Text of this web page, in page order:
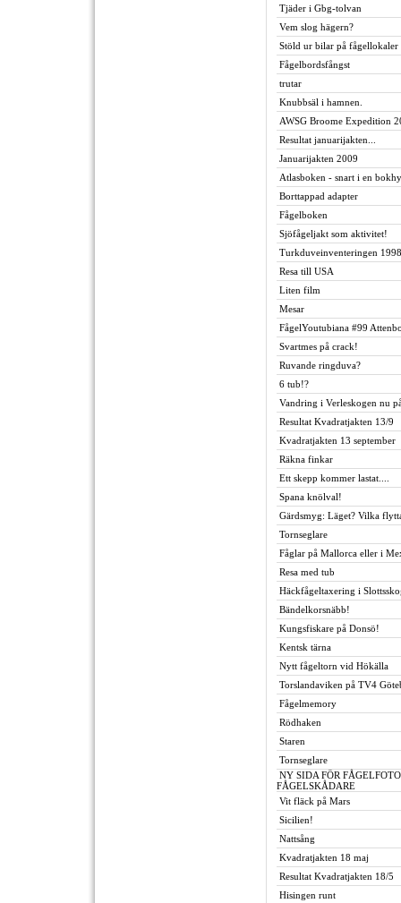
Tjäder i Gbg-tolvan
Vem slog hägern?
Stöld ur bilar på fågellokaler
Fågelbordsfångst
trutar
Knubbsäl i hamnen.
AWSG Broome Expedition
Resultat januarijakten...
Januarijakten 2009
Atlasboken - snart i en
Borttappad adapter
Fågelboken
Sjöfågeljakt som aktivitet!
Turkduveinventeringen 1998
Resa till USA
Liten film
Mesar
FågelYoutubiana #99
Svartmes på crack!
Ruvande ringduva?
6 tub!?
Vandring i Verleskogen nu
Resultat Kvadratjakten 13/9
Kvadratjakten 13 september
Räkna finkar
Ett skepp kommer lastat....
Spana knölval!
Gärdsmyg: Läget? Vilka
Tornseglare
Fåglar på Mallorca eller i
Resa med tub
Häckfågeltaxering i
Bändelkorsnäbb!
Kungsfiskare på Donsö!
Kentsk tärna
Nytt fågeltorn vid Hökälla
Torslandaviken på TV4
Fågelmemory
Rödhaken
Staren
Tornseglare
NY SIDA FÖR
FÅGELSKÅDARE
Vit fläck på Mars
Sicilien!
Nattsång
Kvadratjakten 18 maj
Resultat Kvadratjakten 18/5
Hisingen runt